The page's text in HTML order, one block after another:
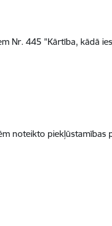
Nr. 445 "Kārtība, kādā
noteikto piekļūstamības